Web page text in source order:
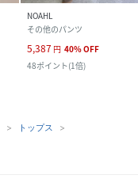
NOAHL
その他のパンツ
5,387 円 40%OFF
48ポイント(1倍)
トップス